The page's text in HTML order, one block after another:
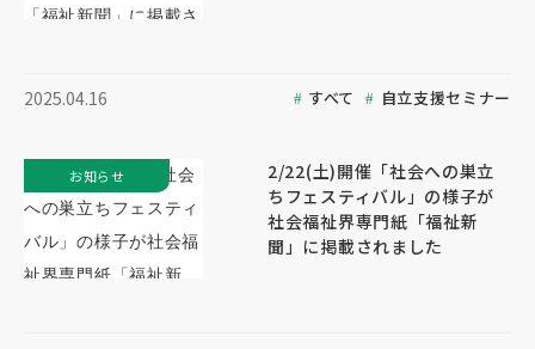
2025.04.16 すべて 自立支援セミナー
2/22(土)開催「社会への巣立
ちフェスティバル」の様子が
社会福祉界専門紙「福祉新
聞」に掲載されました
お知らせ